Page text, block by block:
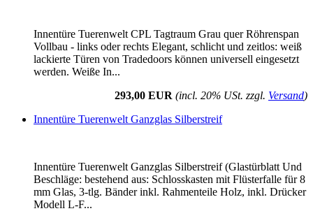
Innentüre Tuerenwelt CPL Tagtraum Grau quer Röhrenspan
Vollbau - links oder rechts Elegant, schlicht und zeitlos: weiß
lackierte Türen von Tradedoors können universell eingesetzt
werden. Weiße In...
293,00 EUR (incl. 20% USt. zzgl. Versand)
Innentüre Tuerenwelt Ganzglas Silberstreif
Innentüre Tuerenwelt Ganzglas Silberstreif (Glastürblatt Und
Beschläge: bestehend aus: Schlosskasten mit Flüsterfalle für 8
mm Glas, 3-tlg. Bänder inkl. Rahmenteile Holz, inkl. Drücker
Modell L-F...